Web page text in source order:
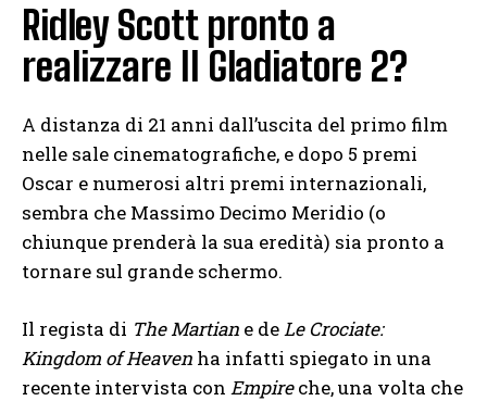
Ridley Scott pronto a
realizzare Il Gladiatore 2?
A distanza di 21 anni dall’uscita del primo film
nelle sale cinematografiche, e dopo 5 premi
Oscar e numerosi altri premi internazionali,
sembra che Massimo Decimo Meridio (o
chiunque prenderà la sua eredità) sia pronto a
tornare sul grande schermo.
Il regista di The Martian e deLe Crociate:
Kingdom ofHeaven ha infatti spiegato in una
recente intervista con Empireche, una volta che